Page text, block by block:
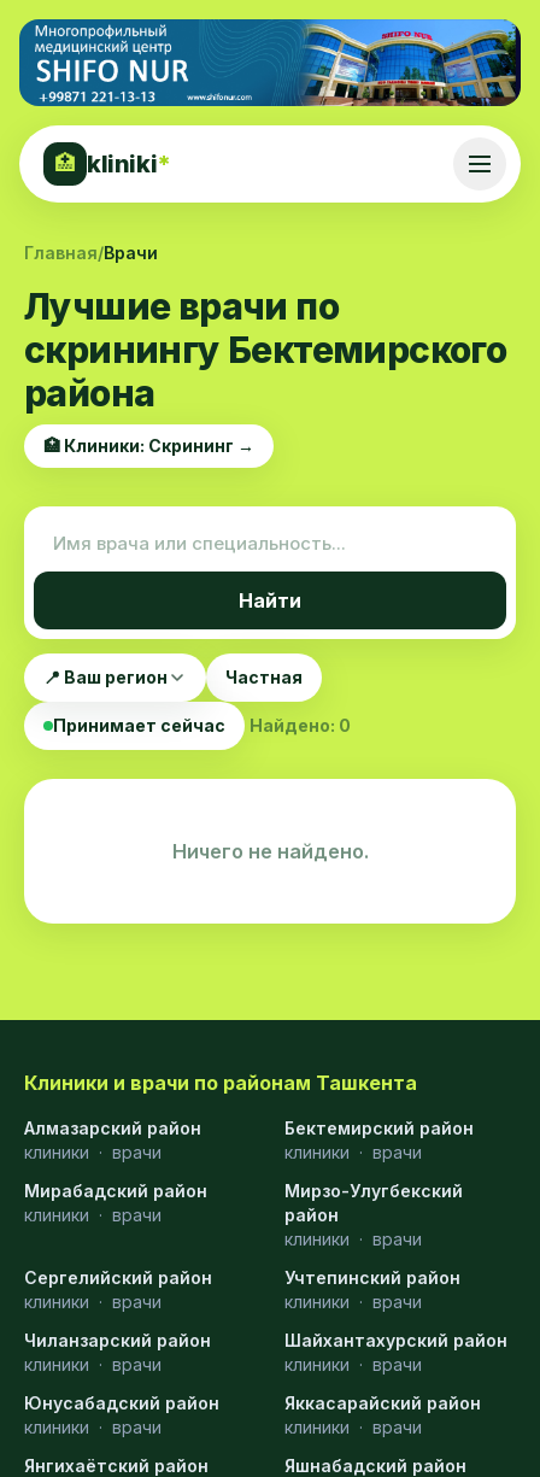
🏥 kliniki*
Главная/Врачи
Лучшие врачи по
скринингу Бектемирского
района
🏥 Клиники: Скрининг →
Найти
📍 Ваш регион Частная
Принимает сейчас Найдено: 0
Ничего не найдено.
Клиники и врачи по районам Ташкента
Алмазарский район
клиники · врачи
Бектемирский район
клиники · врачи
Мирабадский район
клиники · врачи
Мирзо-Улугбекский
район
клиники · врачи
Сергелийский район
клиники · врачи
Учтепинский район
клиники · врачи
Чиланзарский район
клиники · врачи
Шайхантахурский район
клиники · врачи
Юнусабадский район
клиники · врачи
Яккасарайский район
клиники · врачи
Янгихаётский район
Яшнабадский район